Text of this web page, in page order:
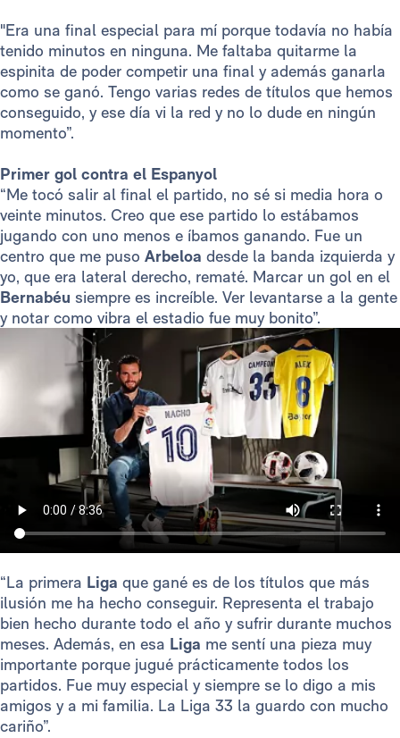
"Era una final especial para mí porque todavía no había
tenido minutos en ninguna. Me faltaba quitarme la
espinita de poder competir una final y además ganarla
como se ganó. Tengo varias redes de títulos que hemos
conseguido, y ese día vi la red y no lo dude en ningún
momento”.
Primer gol contra el Espanyol
“Me tocó salir al final el partido, no sé si media hora o
veinte minutos. Creo que ese partido lo estábamos
jugando con uno menos e íbamos ganando. Fue un
centro que me puso Arbeloa desde la banda izquierda y
yo, que era lateral derecho, rematé. Marcar un gol en el
Bernabéu siempre es increíble. Ver levantarse a la gente
y notar como vibra el estadio fue muy bonito”.
“La primera Liga que gané es de los títulos que más
ilusión me ha hecho conseguir. Representa el trabajo
bien hecho durante todo el año y sufrir durante muchos
meses. Además, en esa Liga me sentí una pieza muy
importante porque jugué prácticamente todos los
partidos. Fue muy especial y siempre se lo digo a mis
amigos y a mi familia. La Liga 33 la guardo con mucho
cariño”.